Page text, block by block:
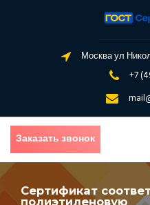
Москва ул
+7
Заказать звонок
Сертификат
полиэтиленовую